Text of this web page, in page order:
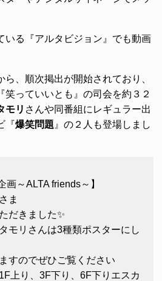
いる『アルタビジョン』でも動画
ら、順次掲出が開始されており、
笑っていいとも』の司会を約３２
モリ さんや同番組にレギュラー出
『爆笑問題 』の２人も登場しまし
画～ALTA friends～】
ま
だきました✨
モリさんは3種類ポスターにし
すのでぜひご覧ください
上り、3F下り、6F下りエスカ